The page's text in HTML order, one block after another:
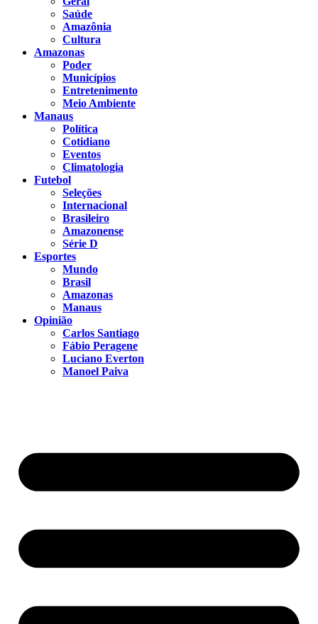
Saúde
Amazônia
Cultura
Amazonas
Poder
Municípios
Entretenimento
Meio Ambiente
Manaus
Política
Cotidiano
Eventos
Climatologia
Futebol
Seleções
Internacional
Brasileiro
Amazonense
Série D
Esportes
Mundo
Brasil
Amazonas
Manaus
Opinião
Carlos Santiago
Fábio Peragene
Luciano Everton
Manoel Paiva